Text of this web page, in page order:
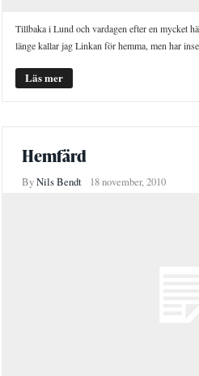
Tillbaka i Lund och vardagen efter en mycket
länge kallar jag Linkan för hemma, men har
Läs mer
Hemfärd
ByNils Bendt 18 november, 2010